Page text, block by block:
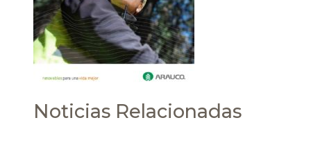
Noticias Relacionadas